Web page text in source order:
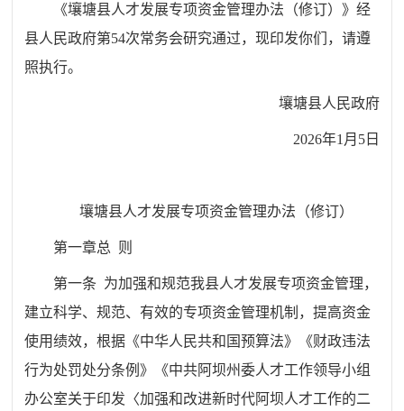
《壤塘县人才发展专项资金管理办法（修订）》经
县人民政府第54次常务会研究通过，现印发你们，请遵
照执行。
壤塘县人民政府
2026年1月5日
壤塘县人才发展专项资金管理办法（修订）
第一章总 则
第一条 为加强和规范我县人才发展专项资金管理，
建立科学、规范、有效的专项资金管理机制，提高资金
使用绩效，根据《中华人民共和国预算法》《财政违法
行为处罚处分条例》《中共阿坝州委人才工作领导小组
办公室关于印发〈加强和改进新时代阿坝人才工作的二